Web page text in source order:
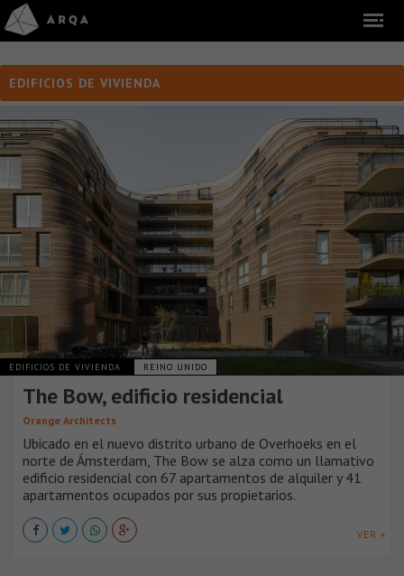
EDIFICIOS DE VIVIENDA
EDIFICIOS DE VIVIENDA REINO UNIDO
The Bow, edificio residencial
Orange Architects
Ubicado en el nuevo distrito urbano de Overhoeks en el
norte de Ámsterdam, The Bow se alza como un llamativo
edificio residencial con 67 apartamentos de alquiler y 41
apartamentos ocupados por sus propietarios.
VER +